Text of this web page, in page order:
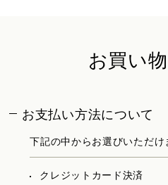
お買い
お支払い方法について
下記の中からお選びいただけ
クレジットカード決済